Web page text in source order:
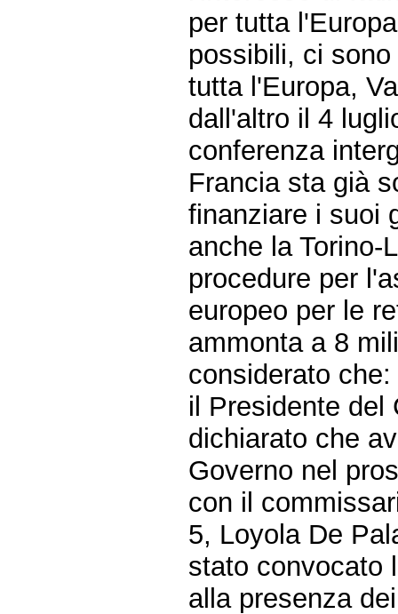
per tutta
possibili, ci
tutta l'Europa,
dall'altro il 4
conferenza
Francia sta già
finanziare i suoi
anche la Torino-
procedure per
europeo per le
ammonta a 8
considerato che:
il Presidente del
dichiarato che
Governo nel
con il
5, Loyola De
stato convocato
alla presenza